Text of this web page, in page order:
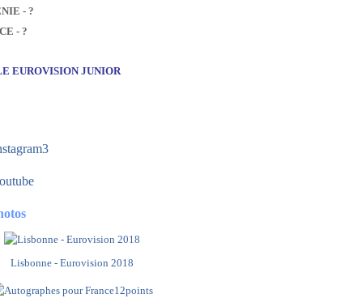
- ?
- ?
EUROVISION JUNIOR
Lisbonne - Eurovision 2018